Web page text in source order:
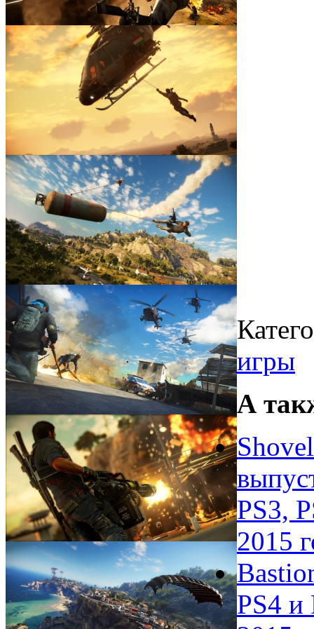
игры
А
PS3,
2015
PS4 и